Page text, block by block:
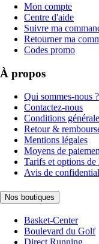
Mon compte
Centre d'aide
Suivre ma
Retourner ma
Codes promo
À propos
Qui sommes-nous ?
Contactez-nous
Conditions
Retour &
Mentions légales
Moyens de
Tarifs et options de
Avis de
Nos boutiques
Basket-Center
Boulevard du Golf
Direct Running